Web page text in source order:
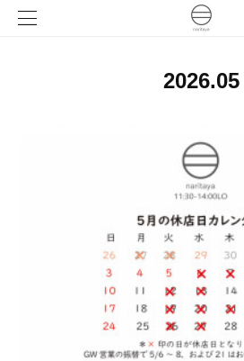
2026.05